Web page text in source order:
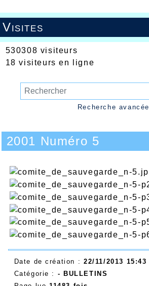
Visites
530308 visiteurs
18 visiteurs en ligne
Recherche avancée
2001 Numéro 5
Date de création : 22/11/2013 15:43
Catégorie : - BULLETINS